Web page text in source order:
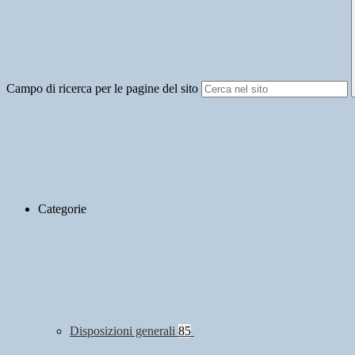
Campo di ricerca per le pagine del sito
Categorie
Disposizioni generali 85